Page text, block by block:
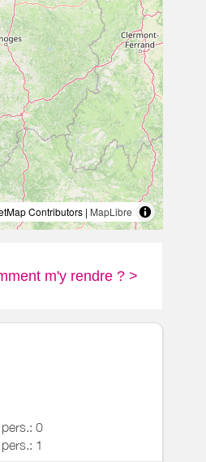
Contributors | MapLibre
m'y rendre ? >
0
1